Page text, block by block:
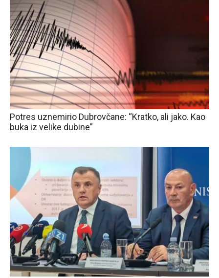
Potres uznemirio Dubrovčane: “Kratko, ali jako. Kao
buka iz velike dubine”